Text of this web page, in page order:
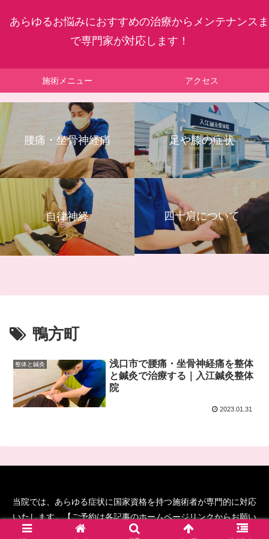
あらゆるお悩みにおすすめの治療からメンテナンスま
で専門家が対応します！
施術メニュー アクセス
腰痛・坐骨神経痛 足や膝の症状
自律神経 四十肩について
鴨方町
整体と鍼灸
浅口市で腰痛・坐骨神経痛を整体
と鍼灸で治療する｜入江鍼灸整体
院
2023.01.31
当院では、あらゆる症状に国家資格を持つ施術者が専門的に対応
いたします。【ご予約は各記事のホームページリンクからお願い
します！】